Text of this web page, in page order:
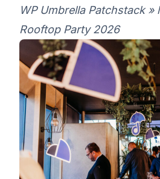
WP Umbrella Patchstack »
Rooftop Party 2026